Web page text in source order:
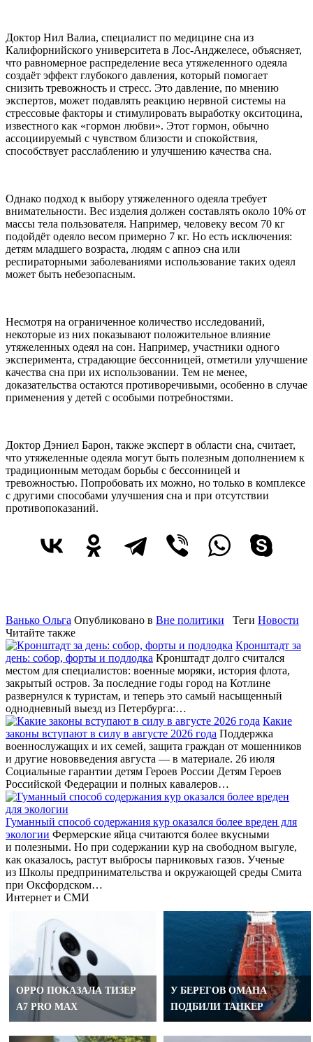
Доктор Нил Валиа, специалист по медицине сна из
Калифорнийского университета в Лос-Анджелесе, объясняет,
что равномерное распределение веса утяжеленного одеяла
создаёт эффект глубокого давления, который помогает
снизить тревожность и стресс. Это давление, по мнению
экспертов, может подавлять реакцию нервной системы на
стрессовые факторы и стимулировать выработку окситоцина,
известного как «гормон любви». Этот гормон, обычно
ассоциируемый с чувством близости и спокойствия,
способствует расслаблению и улучшению качества сна.
Однако подход к выбору утяжеленного одеяла требует
внимательности. Вес изделия должен составлять около 10% от
массы тела пользователя. Например, человеку весом 70 кг
подойдёт одеяло весом примерно 7 кг. Но есть исключения:
детям младшего возраста, людям с апноэ сна или
респираторными заболеваниями использование таких одеял
может быть небезопасным.
Несмотря на ограниченное количество исследований,
некоторые из них показывают положительное влияние
утяжеленных одеял на сон. Например, участники одного
эксперимента, страдающие бессонницей, отметили улучшение
качества сна при их использовании. Тем не менее,
доказательства остаются противоречивыми, особенно в случае
применения у детей с особыми потребностями.
Доктор Дэниел Барон, также эксперт в области сна, считает,
что утяжеленные одеяла могут быть полезным дополнением к
традиционным методам борьбы с бессонницей и
тревожностью. Попробовать их можно, но только в комплексе
с другими способами улучшения сна и при отсутствии
противопоказаний.
Ванько Ольга Опубликовано в Вне политики Теги Новости
Читайте также
Кронштадт за
день: собор, форты и подлодка Кронштадт долго считался
местом для специалистов: военные моряки, история флота,
закрытый остров. За последние годы город на Котлине
развернулся к туристам, и теперь это самый насыщенный
однодневный выезд из Петербурга:…
Какие
законы вступают в силу в августе 2026 года Поддержка
военнослужащих и их семей, защита граждан от мошенников
и другие нововведения августа — в материале. 26 июля
Социальные гарантии детям Героев России Детям Героев
Российской Федерации и полных кавалеров…
Гуманный способ содержания кур оказался более вреден для
экологии Фермерские яйца считаются более вкусными
и полезными. Но при содержании кур на свободном выгуле,
как оказалось, растут выбросы парниковых газов. Ученые
из Школы предпринимательства и окружающей среды Смита
при Оксфордском…
Интернет и СМИ
OPPO ПОКАЗАЛА ТИЗЕР
A7 PRO MAX
У БЕРЕГОВ ОМАНА
ПОДБИЛИ ТАНКЕР